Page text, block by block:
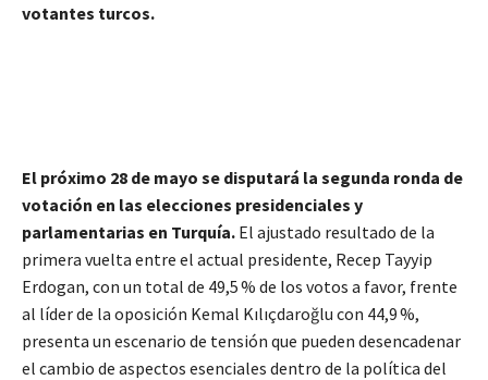
votantes turcos.
El próximo 28 de mayo se disputará la segunda ronda de
votación en las elecciones presidenciales y
parlamentarias en Turquía. El ajustado resultado de la
primera vuelta entre el actual presidente, Recep Tayyip
Erdogan, con un total de 49,5 % de los votos a favor, frente
al líder de la oposición Kemal Kılıçdaroğlu con 44,9 %,
presenta un escenario de tensión que pueden desencadenar
el cambio de aspectos esenciales dentro de la política del